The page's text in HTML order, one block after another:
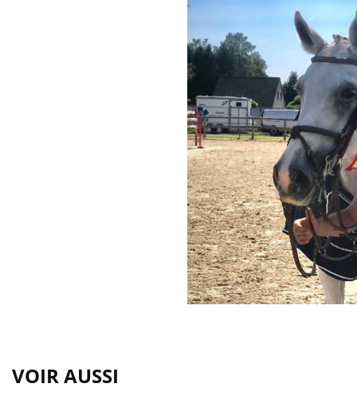
VOIR AUSSI